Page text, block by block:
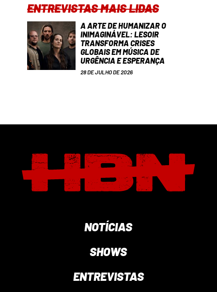
ENTREVISTAS MAIS LIDAS
A ARTE DE HUMANIZAR O
INIMAGINÁVEL: LESOIR
TRANSFORMA CRISES
GLOBAIS EM MÚSICA DE
URGÊNCIA E ESPERANÇA
28 DE JULHO DE 2026
NOTÍCIAS
SHOWS
ENTREVISTAS